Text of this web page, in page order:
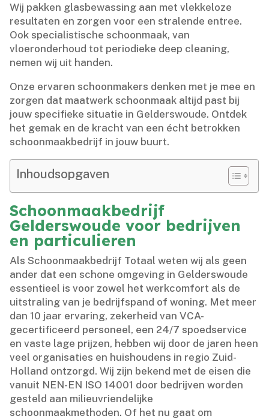
Wij pakken glasbewassing aan met vlekkeloze
resultaten en zorgen voor een stralende entree.​
Ook specialistische schoonmaak, van
vloeronderhoud tot periodieke deep cleaning,
nemen wij uit handen.​
Onze ervaren schoonmakers denken met je mee en
zorgen dat maatwerk schoonmaak altijd past bij
jouw specifieke situatie in Gelderswoude.​ Ontdek
het gemak en de kracht van een écht betrokken
schoonmaakbedrijf in jouw buurt.​
Inhoudsopgaven
Schoonmaakbedrijf
Gelderswoude voor bedrijven
en particulieren
Als Schoonmaakbedrijf Totaal weten wij als geen
ander dat een schone omgeving in Gelderswoude
essentieel is voor zowel het werkcomfort als de
uitstraling van je bedrijfspand of woning.​ Met meer
dan 10 jaar ervaring, zekerheid van VCA-
gecertificeerd personeel, een 24/7 spoedservice
en vaste lage prijzen, hebben wij door de jaren heen
veel organisaties en huishoudens in regio Zuid-
Holland ontzorgd.​ Wij zijn bekend met de eisen die
vanuit NEN-EN ISO 14001 door bedrijven worden
gesteld aan milieuvriendelijke
schoonmaakmethoden.​ Of het nu gaat om